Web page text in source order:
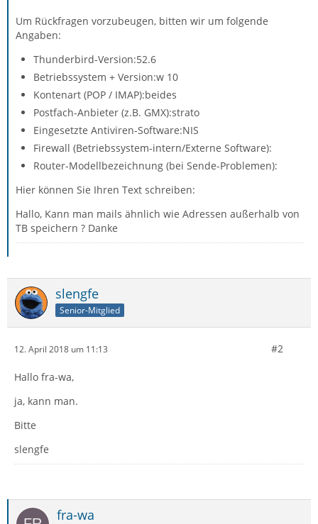
Um Rückfragen vorzubeugen, bitten wir um folgende
Angaben:
Thunderbird-Version:52.6
Betriebssystem + Version:w 10
Kontenart (POP / IMAP):beides
Postfach-Anbieter (z.B. GMX):strato
Eingesetzte Antiviren-Software:NIS
Firewall (Betriebssystem-intern/Externe Software):
Router-Modellbezeichnung (bei Sende-Problemen):
Hier können Sie Ihren Text schreiben:
Hallo, Kann man mails ähnlich wie Adressen außerhalb von
TB speichern ? Danke
slengfe
Senior-Mitglied
12. April 2018 um 11:13 #2
Hallo fra-wa,
ja, kann man.
Bitte
slengfe
fra-wa